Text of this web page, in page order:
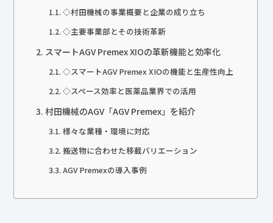
◇村田機械の事業概要と企業の成り立ち
◇主要事業部とその技術革新
スマートAGV Premex XIOの革新機能と効率化
◇スマートAGV Premex XIOの機能と生産性向上
◇スペース効率と医薬品業界での活用
村田機械のAGV「AGV Premex」を紹介
様々な業種・環境に対応
搬送物に合わせた移載バリエーション
AGV Premexの導入事例